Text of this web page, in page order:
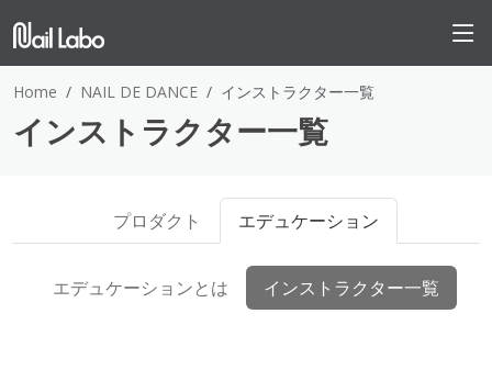
Home NAIL DE DANCE インストラクター一覧
インストラクター一覧
プロダクト エデュケーション
エデュケーションとは インストラクター一覧